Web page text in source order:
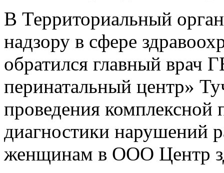
В Территориальный
надзору в сфере
обратился главный врач
перинатальный центр»
проведения комплексной
диагностики нарушений
женщинам в ООО Центр